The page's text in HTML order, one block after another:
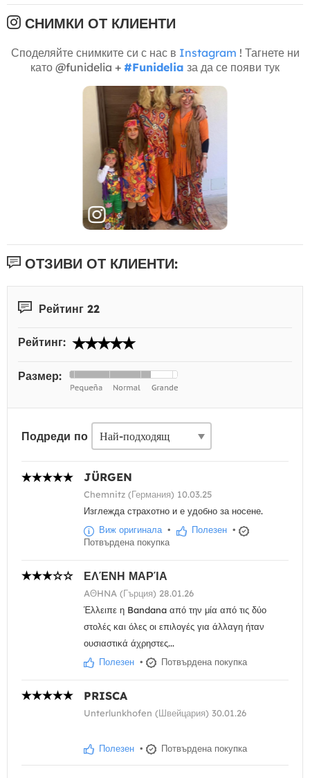
СНИМКИ ОТ КЛИЕНТИ
Споделяйте снимките си с нас в Instagram ! Тагнете ни
като @funidelia + #Funidelia за да се появи тук
ОТЗИВИ ОТ КЛИЕНТИ:
Рейтинг 22
Рейтинг:
Размер:
Подреди по
JÜRGEN
Chemnitz (Германия) 10.03.25
Изглежда страхотно и е удобно за носене.
Виж оригинала• Полезен •
Потвърдена покупка
ΕΛΈΝΗ ΜΑΡΊΑ
AΘHNA (Гърция) 28.01.26
Έλλειπε η Bandana από την μία από τις δύο
στολές και όλες οι επιλογές για άλλαγη ήταν
ουσιαστικά άχρηστες...
Полезен • Потвърдена покупка
PRISCA
Unterlunkhofen (Швейцария) 30.01.26
Полезен • Потвърдена покупка